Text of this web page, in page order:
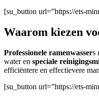
[su_button url=”https://ets-
Waarom kiezen
Professionele ramenwassers
water en speciale
efficiëntere en effectievere
[su_button url=”https://ets-